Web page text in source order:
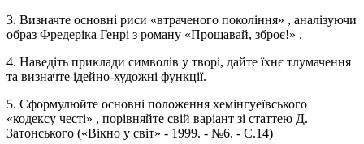
3. Визначте основні риси «втраченого покоління» , аналізуючи
образ Фредеріка Генрі з роману «Прощавай, зброє!» .
4. Наведіть приклади символів у творі, дайте їхнє тлумачення
та визначте ідейно-художні функції.
5. Сформулюйте основні положення хемінгуеївського
«кодексу честі» , порівняйте свій варіант зі статтею Д.
Затонського («Вікно у світ» - 1999. - №6. - С.14)